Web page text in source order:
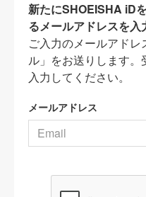
新たにSHOEISHA iD
るメールアドレスを入
ご入力のメールアド
ル」をお送りします
入力してください。
メールアドレス